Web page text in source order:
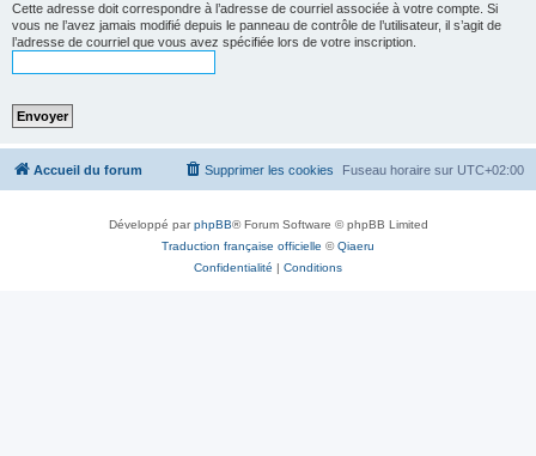
Cette adresse doit correspondre à l’adresse de courriel associée à votre compte. Si
vous ne l’avez jamais modifié depuis le panneau de contrôle de l’utilisateur, il s’agit de
l’adresse de courriel que vous avez spécifiée lors de votre inscription.
Accueil du forum Fuseau horaire sur UTC+02:00
Supprimer les cookies
Développé parphpBB® Forum Software © phpBB Limited
Traduction française officielle ©Qiaeru
Confidentialité | Conditions